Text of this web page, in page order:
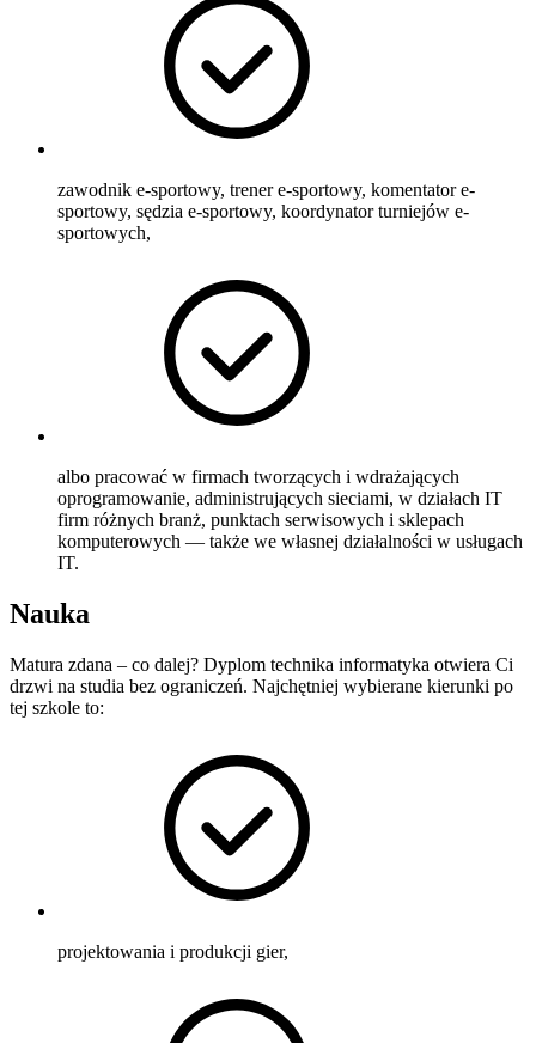
zawodnik e-sportowy, trener e-sportowy, komentator e-
sportowy, sędzia e-sportowy, koordynator turniejów e-
sportowych,
albo pracować w firmach tworzących i wdrażających
oprogramowanie, administrujących sieciami, w działach IT
firm różnych branż, punktach serwisowych i sklepach
komputerowych — także we własnej działalności w usługach
IT.
Nauka
Matura zdana – co dalej? Dyplom technika informatyka otwiera Ci
drzwi na studia bez ograniczeń. Najchętniej wybierane kierunki po
tej szkole to:
projektowania i produkcji gier,